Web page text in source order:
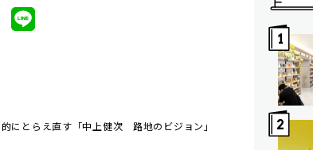
的にとらえ直す「中上健次 路地のビジョン」